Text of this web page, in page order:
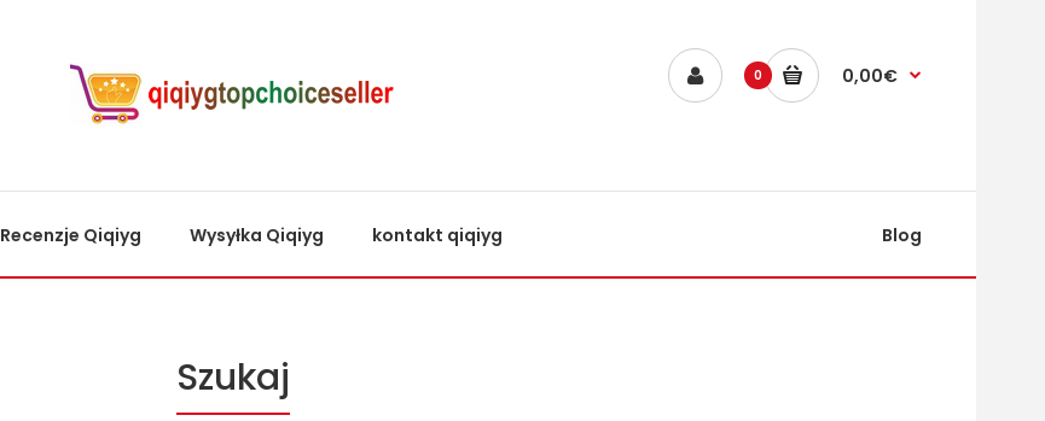
0 0,00€
Recenzje Qiqiyg Wysyłka Qiqiyg kontakt qiqiyg Blog
Szukaj